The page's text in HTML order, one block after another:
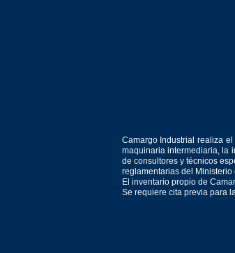
Camargo Industrial realiza
maquinaria intermediaria, la
de consultores y técnicos
reglamentarias del
El inventario propio de
Se requiere cita previa para